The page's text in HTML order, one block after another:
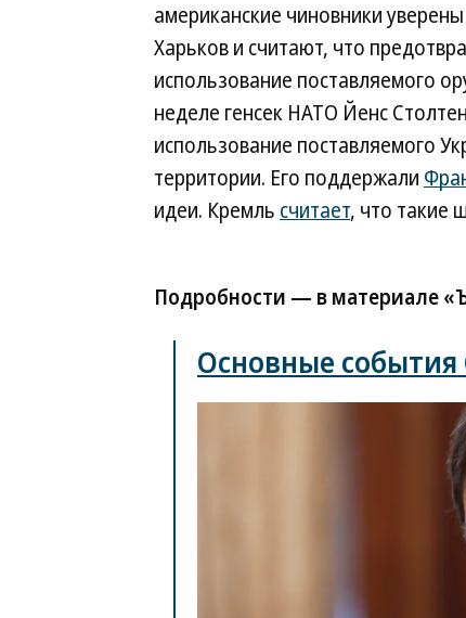
американские чиновники
Харьков и считают, что
использование поставляемого
неделе генсек НАТО Йенс
использование поставляемого
территории. Его поддержали
идеи. Кремль считает, что такие
Подробности — в материале
Основные события